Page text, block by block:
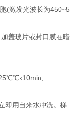
(激发光波长为450~5
盖玻片或封口膜在暗
即用自来水冲洗。梯